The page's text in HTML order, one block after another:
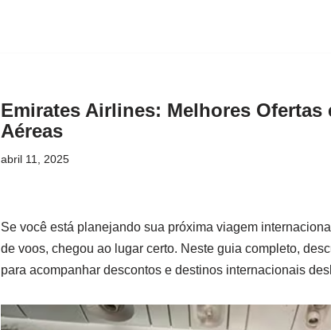
Emirates Airlines: Melhores Ofertas
Aéreas
abril 11, 2025
Se você está planejando sua próxima viagem
de voos, chegou ao lugar certo. Neste guia completo,
para acompanhar descontos e destinos internacionais